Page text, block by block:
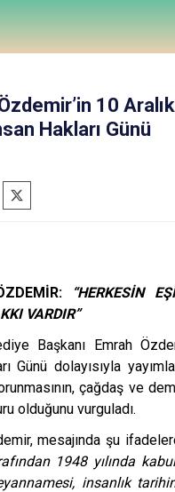
10 Aralık
Hakları Günü
“HERKESİN
VARDIR”
Başkanı Emrah
Günü dolayısıyla
çağdaş ve
olduğunu vurguladı.
mesajında şu
1948 yılında
insanlık